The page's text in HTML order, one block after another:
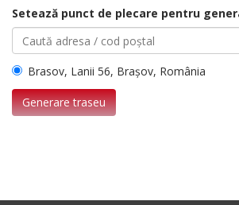
Setează punct de plecare pentru
Brasov, Lanii 56, Brașov, România